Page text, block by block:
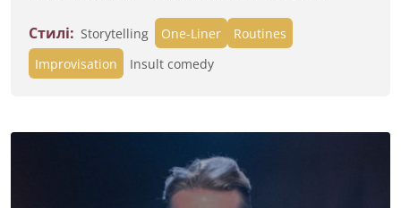
Стилі: Storytelling One-Liner
Routines
Improvisation
Insult comedy